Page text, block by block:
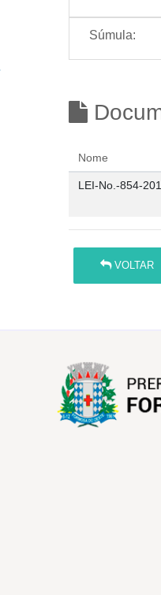
Súmula:
Nome
LEI-No.-854-
VOLTAR